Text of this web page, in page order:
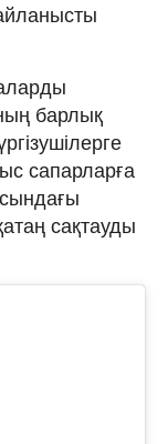
барлық
сапарларға
сақтауды